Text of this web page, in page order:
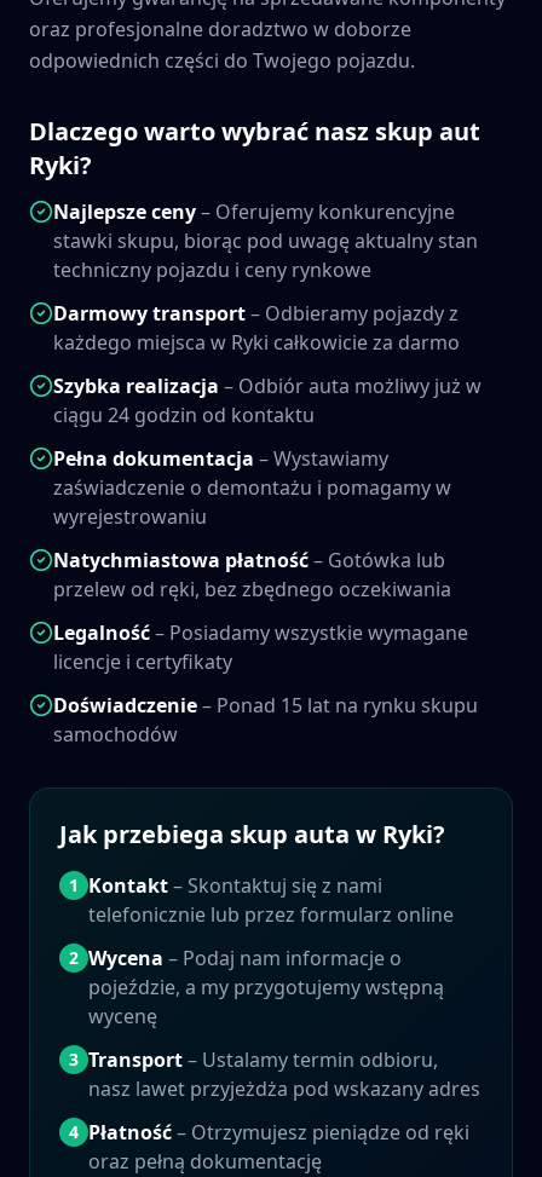
oraz profesjonalne doradztwo w doborze
odpowiednich części do Twojego pojazdu.
Dlaczego warto wybrać nasz skup aut
Ryki?
Najlepsze ceny– Oferujemy konkurencyjne
stawki skupu, biorąc pod uwagę aktualny stan
techniczny pojazdu i ceny rynkowe
Darmowy transport– Odbieramy pojazdy z
każdego miejsca w Ryki całkowicie za darmo
Szybka realizacja – Odbiór auta możliwy już w
ciągu 24 godzin od kontaktu
Pełna dokumentacja – Wystawiamy
zaświadczenie o demontażu i pomagamy w
wyrejestrowaniu
Natychmiastowa płatność– Gotówka lub
przelew od ręki, bez zbędnego oczekiwania
Legalność– Posiadamy wszystkie wymagane
licencje i certyfikaty
Doświadczenie– Ponad 15 lat na rynku skupu
samochodów
Jak przebiega skup auta w Ryki?
1 Kontakt– Skontaktuj się z nami
telefonicznie lub przez formularz online
2 Wycena – Podaj nam informacje o
pojeździe, a my przygotujemy wstępną
wycenę
3 Transport– Ustalamy termin odbioru,
nasz lawet przyjeżdża pod wskazany adres
4 Płatność– Otrzymujesz pieniądze od ręki
oraz pełną dokumentację